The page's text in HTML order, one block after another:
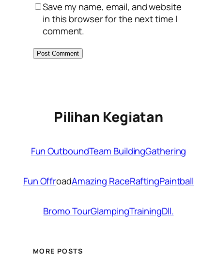
Save my name, email, and website
in this browser for the next time I
comment.
Pilihan Kegiatan
Fun OutboundTeam BuildingGathering
Fun OffroadAmazing RaceRaftingPaintball
Bromo TourGlampingTrainingDll.
MORE POSTS